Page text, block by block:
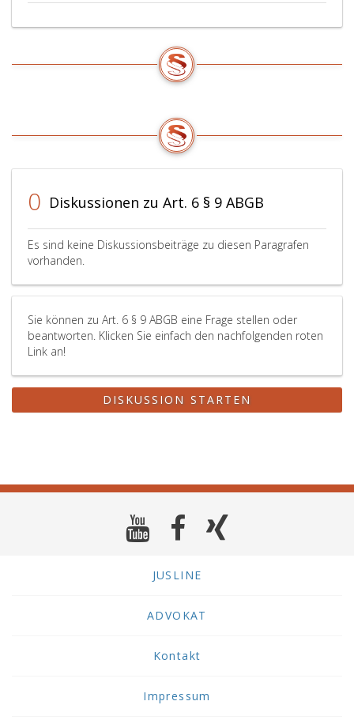
0 Diskussionen zu Art. 6 § 9 ABGB
Es sind keine Diskussionsbeiträge zu diesen Paragrafen
vorhanden.
Sie können zu Art. 6 § 9 ABGB eine Frage stellen oder
beantworten. Klicken Sie einfach den nachfolgenden roten
Link an!
DISKUSSION STARTEN
JUSLINE
ADVOKAT
Kontakt
Impressum